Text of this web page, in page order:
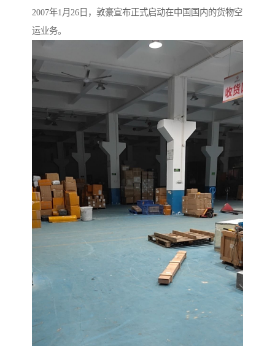
2007年1月26日，敦豪宣布正式启动在中国国内的货物空
运业务。